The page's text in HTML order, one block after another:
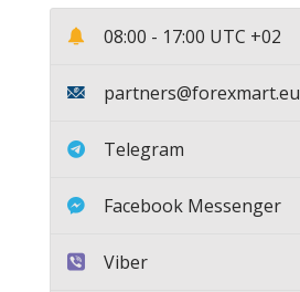
08:00 - 17:00 UTC +02
partners@forexmart.eu
Telegram
Facebook Messenger
Viber